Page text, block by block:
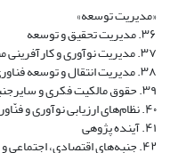
«مدیریت توسعه»
۳۶. مدیریت تحقیق و توسعه
۳۷. مدیریت نوآوری و کارآفرینی مبتنی بر فناوری
۳۸. مدیریت انتقال و توسعه فناوری
۳۹. حقوق مالکیت فکری و سایرجنبه‌های حقوقی انتقال و توسعه فنّاوری
۴۰. نظام‌های ارزیابی نوآوری و فنّاوری
۴۱. آینده پژوهی
۴۲. جنبه‌های اقتصادی، اجتماعی و سیاسی مدیریت فنّاوری